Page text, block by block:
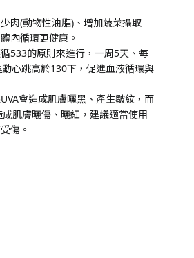
少肉(動物性油脂)、增加蔬菜攝取
內循環更健康。
533的原則來進行，一周5天、每
心跳高於130下，促進血液循環與
UVA會造成肌膚曬黑、產生皺紋，而
肌膚曬傷、曬紅，建議適當使用
傷。